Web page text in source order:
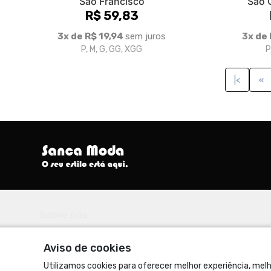
R$ 59,83
3x de R$ 19,94 sem juros
P, M, G, GG, XGG
3x de
|< «
Aviso de cookies
Utilizamos cookies para oferecer melhor experiência,